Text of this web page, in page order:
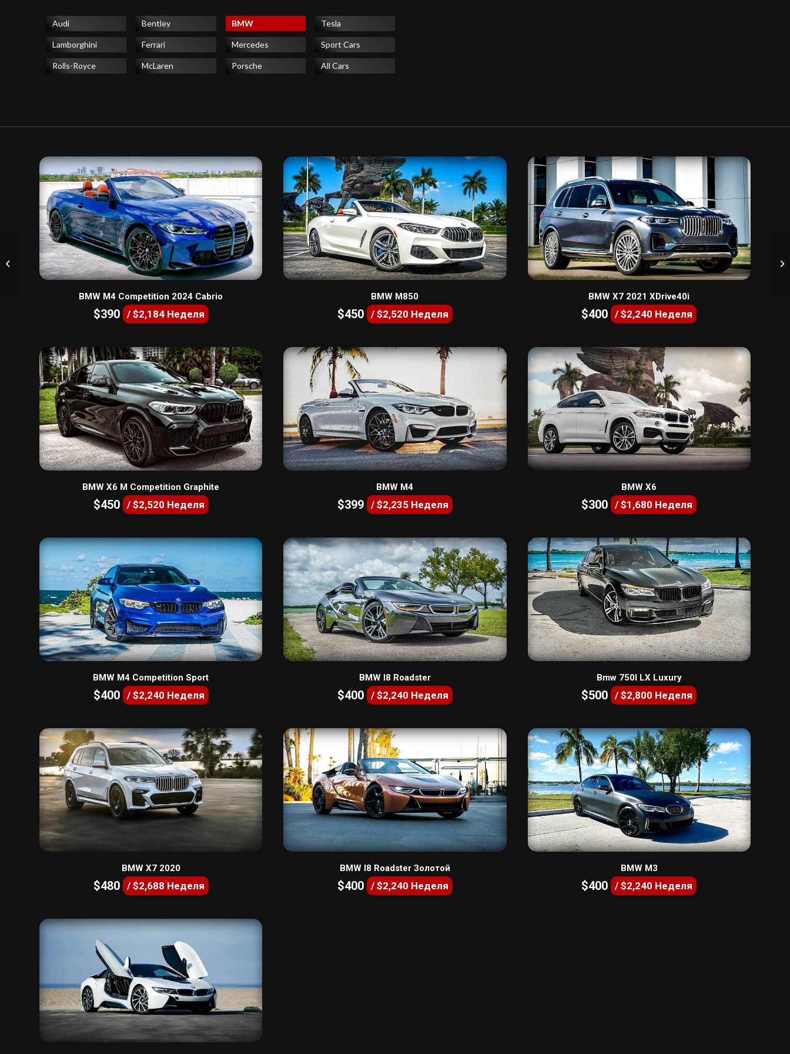
Audi
Lamborghini
Rolls-Royce
Bentley
Ferrari
McLaren
BMW
Mercedes
Porsche
Tesla
Sport Cars
All Cars
BMW M4 Competition 2024 Cabrio
$390 / $2,184 Неделя
BMW M850
$450 / $2,520 Неделя
BMW X7 2021 XDrive40i
$400 / $2,240 Неделя
BMW X6 M Competition Graphite
$450 / $2,520 Неделя
BMW M4
$399 / $2,235 Неделя
BMW X6
$300 / $1,680 Неделя
BMW M4 Competition Sport
$400 / $2,240 Неделя
BMW I8 Roadster
$400 / $2,240 Неделя
Bmw 750I LX Luxury
$500 / $2,800 Неделя
BMW X7 2020
$480 / $2,688 Неделя
BMW I8 Roadster Золотой
$400 / $2,240 Неделя
BMW M3
$400 / $2,240 Неделя
Bentley Bentayga